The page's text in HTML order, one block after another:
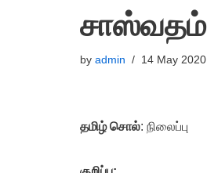
சாஸ்வதம்
by admin 14 May 2020
தமிழ் சொல்: நிலைப்பு